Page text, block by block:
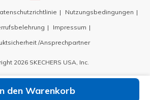
den Warenkorb
Nutzungsbedingungen
Impressum
/Ansprechpartner
2026 SKECHERS USA, Inc.